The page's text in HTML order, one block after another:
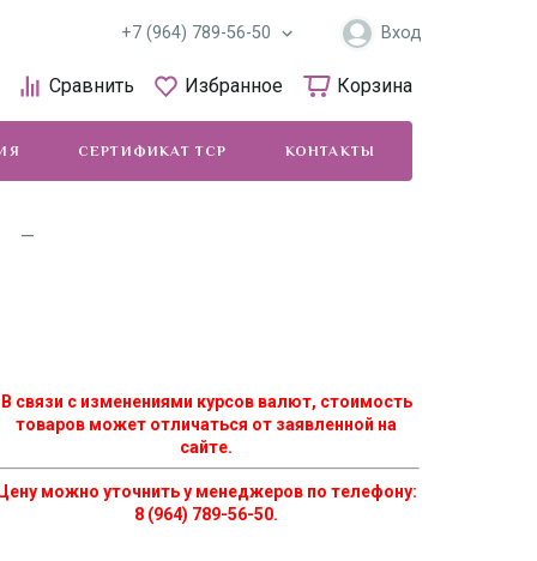
+7 (964) 789-56-50 Вход
Сравнить Избранное Корзина
СЕРТИФИКАТ ТСР КОНТАКТЫ
В связи с изменениями курсов валют, стоимость
товаров может отличаться от заявленной на
сайте.
можно уточнить у менеджеров по телефону:
8 (964) 789-56-50.